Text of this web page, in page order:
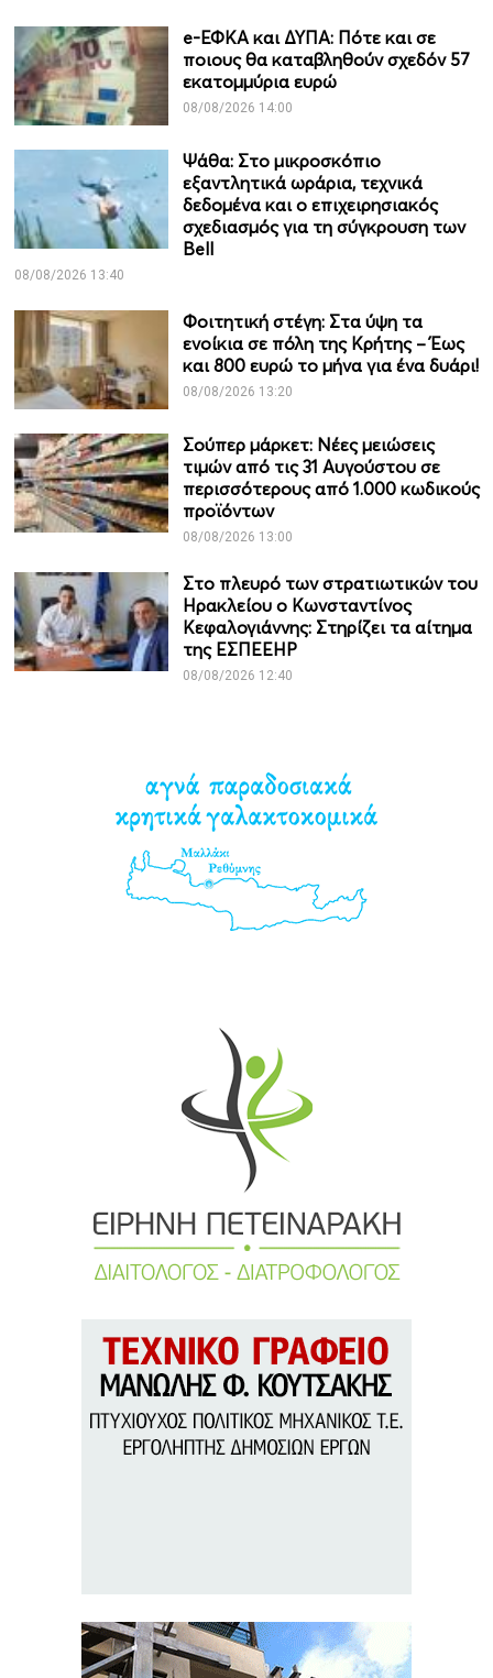
e-ΕΦΚΑ και ΔΥΠΑ: Πότε και σε
ποιους θα καταβληθούν σχεδόν 57
εκατομμύρια ευρώ
08/08/2026 14:00
Ψάθα: Στο μικροσκόπιο
εξαντλητικά ωράρια, τεχνικά
δεδομένα και ο επιχειρησιακός
σχεδιασμός για τη σύγκρουση των
Bell
08/08/2026 13:40
Φοιτητική στέγη: Στα ύψη τα
ενοίκια σε πόλη της Κρήτης – Έως
και 800 ευρώ το μήνα για ένα δυάρι!
08/08/2026 13:20
Σούπερ μάρκετ: Νέες μειώσεις
τιμών από τις 31 Αυγούστου σε
περισσότερους από 1.000 κωδικούς
προϊόντων
08/08/2026 13:00
Στο πλευρό των στρατιωτικών του
Ηρακλείου ο Κωνσταντίνος
Κεφαλογιάννης: Στηρίζει τα αίτημα
της ΕΣΠΕΕΗΡ
08/08/2026 12:40